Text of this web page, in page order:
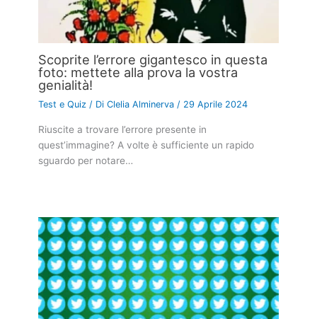
Scoprite l’errore gigantesco in questa
foto: mettete alla prova la vostra
genialità!
Test e Quiz / DiClelia Alminerva/ 29 Aprile 2024
Riuscite a trovare l’errore presente in
quest’immagine? A volte è sufficiente un rapido
sguardo per notare…